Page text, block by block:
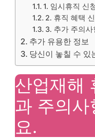
1. 임시휴직 신
2. 휴직 혜택
3. 추가 주의사
추가 유용한 정보
당신이 놓칠 수 있
산업재해
과 주의사
요.